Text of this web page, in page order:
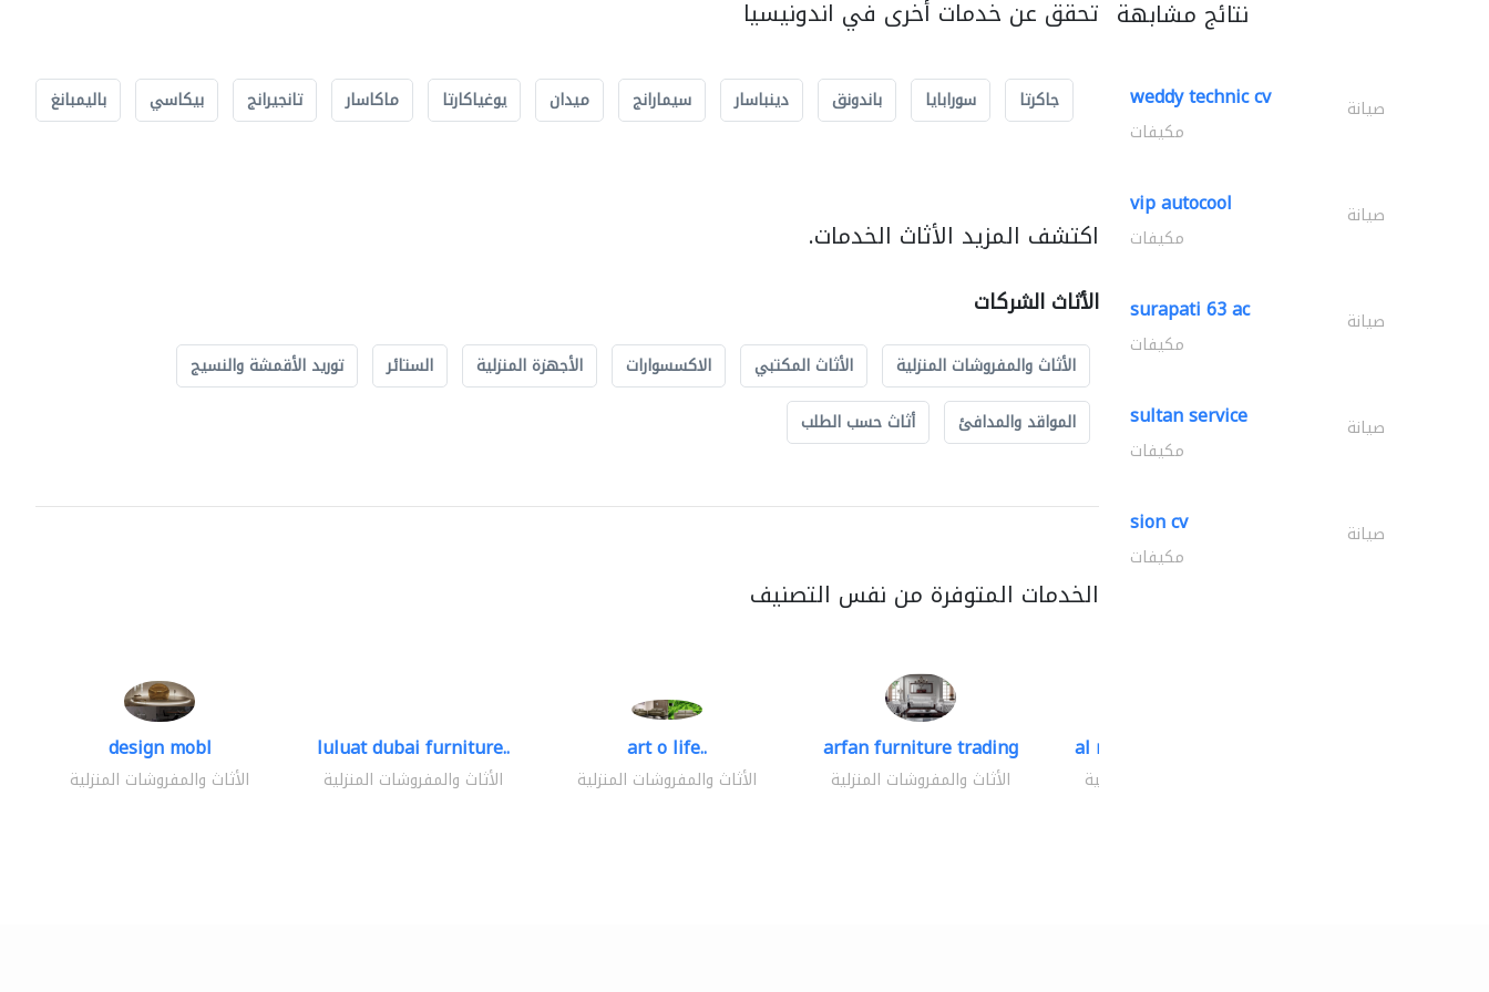
تحقق عن خدمات أخرى في اندونيسيا
جاكرتا سورابايا باندونق دينباسار سيمارانج ميدان يوغياكارتا ماكاسار تانجيرانج بيكاسي باليمبانغ
اكتشف المزيد الأثاث الخدمات.
الأثاث الشركات
الأثاث والمفروشات المنزلية الأثاث المكتبي الاكسسوارات الأجهزة المنزلية الستائر
توريد الأقمشة والنسيج
المواقد والمدافئ
أثاث حسب الطلب
الخدمات المتوفرة من نفس التصنيف
design mobl
الأثاث والمفروشات المنزلية
luluat dubai furniture..
الأثاث والمفروشات المنزلية
art o life..
الأثاث والمفروشات المنزلية
arfan furniture trading
الأثاث والمفروشات المنزلية
al mashrabia furniture..
الأثاث والمفروشات المنزلية
نتائج مشابهة
weddy technic cv صيانة
مكيفات
vip autocool صيانة
مكيفات
surapati 63 ac صيانة
مكيفات
sultan service صيانة
مكيفات
sion cv صيانة
مكيفات